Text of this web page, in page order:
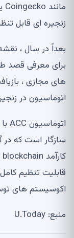
زنجیره ای قابل
برای معرفی قصد
های مجازی ،
اتوماسیون در
سازگار است که
قابلیت تنظیم
اکوسیستم های
منبع: U.Today